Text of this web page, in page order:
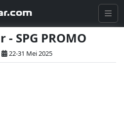
SPG PROMO
22-31 Mei 2025